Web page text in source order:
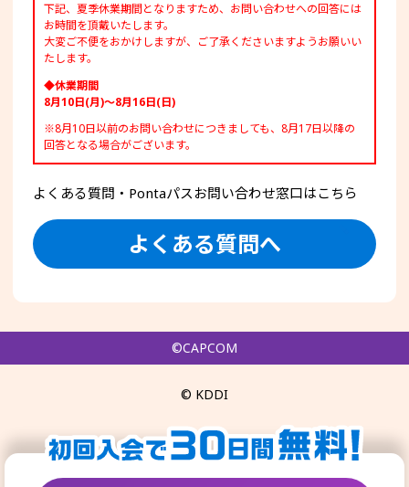
下記、夏季休業期間となりますため、お問い合わせへの回答には
お時間を頂戴いたします。
大変ご不便をおかけしますが、ご了承くださいますようお願いい
たします。
◆休業期間
8月10日(月)～8月16日(日)
※8月10日以前のお問い合わせにつきましても、8月17日以降の
回答となる場合がございます。
よくある質問・Pontaパスお問い合わせ窓口はこちら
よくある質問へ
©CAPCOM
© KDDI